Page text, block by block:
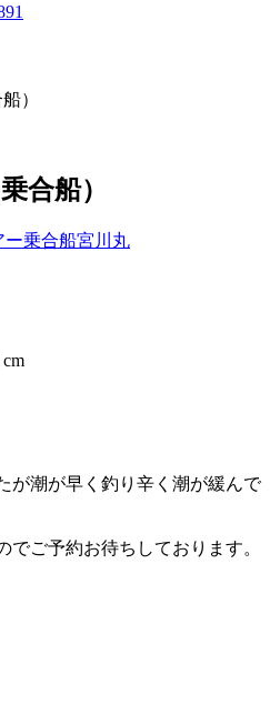
）
合船）
ー乗合船宮川丸
が潮が早く釣り辛く潮が緩んで
でご予約お待ちしております。